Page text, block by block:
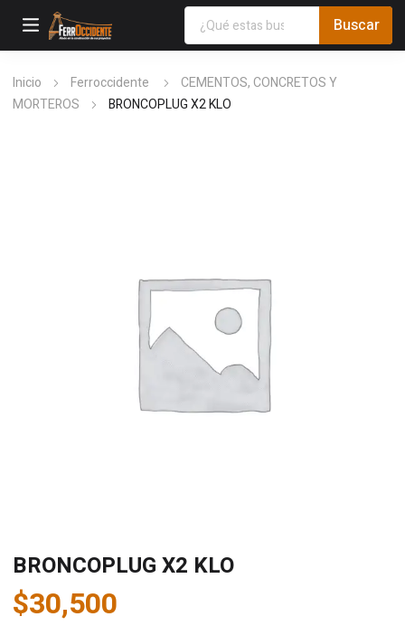
Inicio Ferroccidente
CEMENTOS, CONCRETOS Y
MORTEROS
BRONCOPLUG X2 KLO
BRONCOPLUG X2 KLO
$30,500